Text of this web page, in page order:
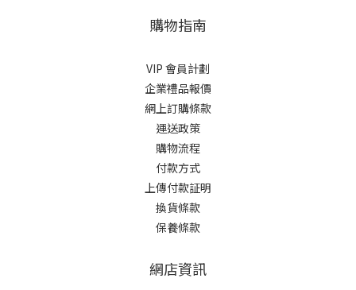
購物指南
VIP 會員計劃
企業禮品報價
網上訂購條款
運送政策
購物流程
付款方式
上傳付款証明
換貨條款
保養條款
網店資訊